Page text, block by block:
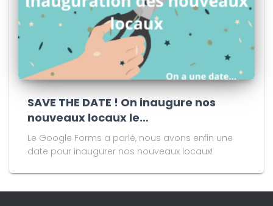
SAVE THE DATE ! On inaugure nos
nouveaux locaux le…
Le Google Forms a parlé, nous avons enfin une
date pour inaugurer nos nouveaux locaux!